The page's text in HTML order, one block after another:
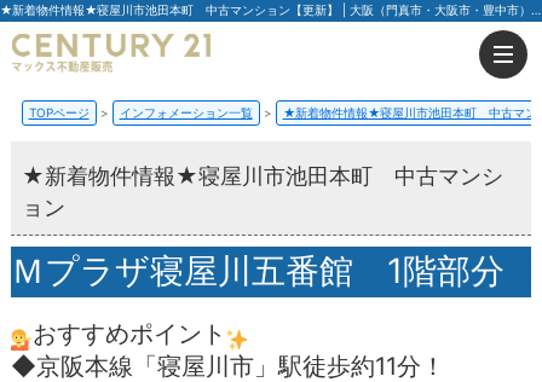
★新着物件情報★寝屋川市池田本町 中古マンション【更新】 | 大阪（門真市・大阪市・豊中市）の不動産はセンチュリー21マックス不動産販売
TOPページ インフォメーション一覧 ★新着物件情報★寝屋川市池田本町 中古マン
★新着物件情報★寝屋川市池田本町 中古マンシ
ョン
Ｍプラザ寝屋川五番館 1階部分
おすすめポイント
◆京阪本線「寝屋川市」駅徒歩約11分！